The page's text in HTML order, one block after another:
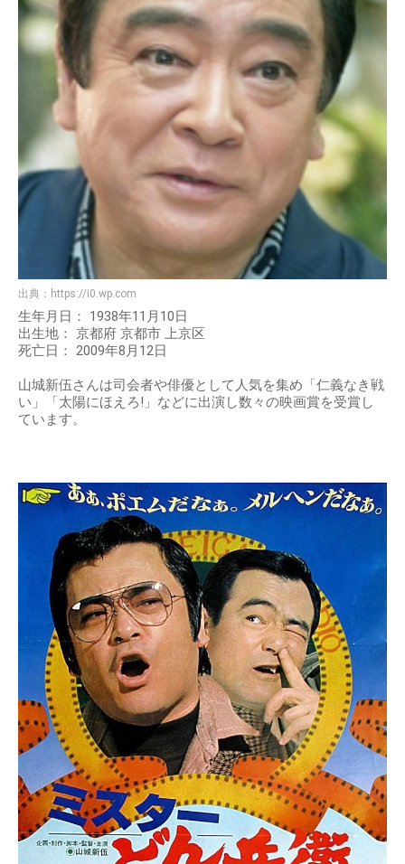
出典： https://i0.wp.com
生年月日： 1938年11月10日
出生地： 京都府 京都市 上京区
死亡日： 2009年8月12日
山城新伍さんは司会者や俳優として人気を集め「仁義なき戦
い」「太陽にほえろ!」などに出演し数々の映画賞を受賞し
ています。